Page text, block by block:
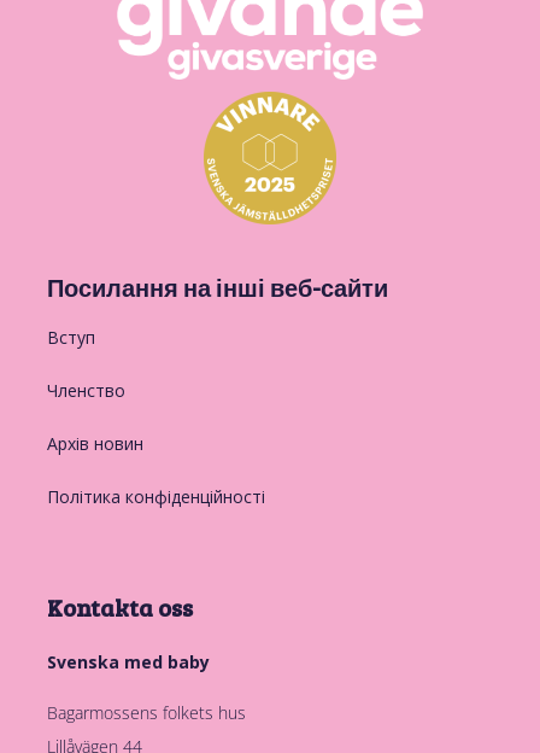
Посилання на інші веб-сайти
Вступ
Членство
Архів новин
Політика конфіденційності
Kontakta oss
Svenska med baby
Bagarmossens folkets hus
Lillåvägen 44